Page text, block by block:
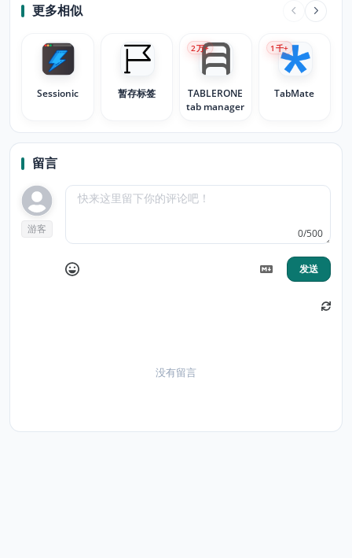
更多相似
Sessionic 暂存标签
TABLERONE
tab manager
2万+
TabMate
1 千+
留言
游客 0/500
发送
没有留言